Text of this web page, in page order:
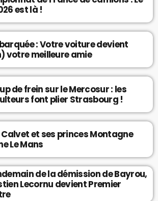
est là !
: Votre voiture devient
votre meilleure amie
de frein sur le Mercosur : les
font plier Strasbourg !
Calvet et ses princes Montagne
Le Mans
de la démission de Bayrou,
Lecornu devient Premier